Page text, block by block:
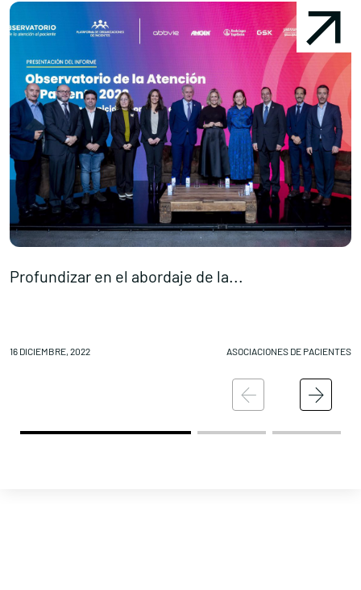
Profundizar en el abordaje de la...
16 DICIEMBRE, 2022 ASOCIACIONES DE PACIENTES
Conócenos
Explora
Actualidad
Nuestros premios
Accede al apartado personal de asociaciones
Contacta con nosotros